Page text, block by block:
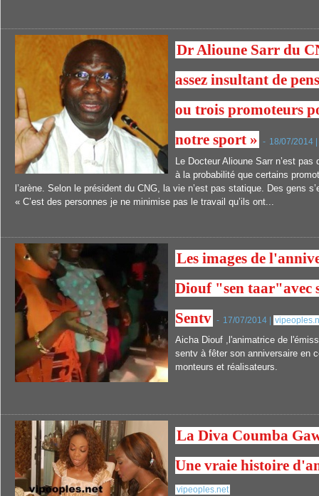
Dr Alioune Sarr du
assez insultant de
ou trois promoteurs
notre sport » - 18/07/2014
Le Docteur Alioune Sarr n’est
à la probabilité que certains
l’arène. Selon le président du CNG, la vie n’est pas statique. Des gens
« C’est des personnes je ne minimise pas le travail qu’ils ont...
Les images de
Diouf "sen taar"avec
Sentv - 17/07/2014 |
Aicha Diouf ,l'animatrice de
sentv à fêter son anniversaire en
monteurs et réalisateurs.
La Diva Coumba
Une vraie histoire
vipeoples.net